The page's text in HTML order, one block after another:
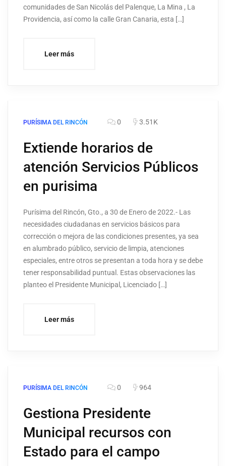
comunidades de San Nicolás del Palenque, La Mina , La
Providencia, así como la calle Gran Canaria, esta […]
Leer más
PURÍSIMA DEL RINCÓN 0 3.51K
Extiende horarios de
atención Servicios Públicos
en purisima
Purísima del Rincón, Gto., a 30 de Enero de 2022.- Las
necesidades ciudadanas en servicios básicos para
corrección o mejora de las condiciones presentes, ya sea
en alumbrado público, servicio de limpia, atenciones
especiales, entre otros se presentan a toda hora y se debe
tener responsabilidad puntual. Estas observaciones las
planteo el Presidente Municipal, Licenciado […]
Leer más
PURÍSIMA DEL RINCÓN 0 964
Gestiona Presidente
Municipal recursos con
Estado para el campo